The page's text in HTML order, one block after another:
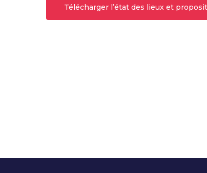
Télécharger l’état des lieux et